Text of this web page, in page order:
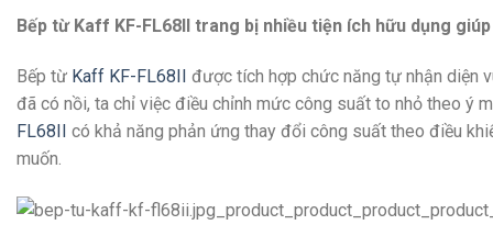
Bếp từ Kaff KF-FL68II trang bị nhiều tiện ích hữu dụng
Bếp từ Kaff KF-FL68II được tích hợp chức năng tự nhận diện
đã có nồi, ta chỉ việc điều chỉnh mức công suất to nhỏ theo ý
FL68II có khả năng phản ứng thay đổi công suất theo điều
muốn.